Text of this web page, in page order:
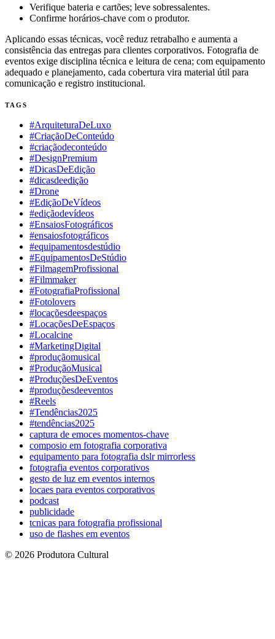
Verifique bateria e cartões; leve sobressalentes.
Confirme horários-chave com o produtor.
Aplicando essas técnicas, você reduz retrabalho e aumenta a
consistência das entregas para clientes corporativos. Fotografia de
eventos exige disciplina técnica e leitura de cena; com equipamento
adequado e planejamento, cada cobertura vira material útil para
comunicação e registro institucional.
TAGS
#ArquiteturaDeLuxo
#CriaçãoDeConteúdo
#criaçãodeconteúdo
#DesignPremium
#DicasDeEdição
#dicasdeedição
#Drone
#EdiçãoDeVídeos
#ediçãodevídeos
#EnsaiosFotográficos
#ensaiosfotográficos
#equipamentosdestúdio
#EquipamentosDeStúdio
#FilmagemProfissional
#Filmmaker
#FotografiaProfissional
#Fotolovers
#locaçõesdeespaços
#LocaçõesDeEspaços
#Localcine
#MarketingDigital
#produçãomusical
#ProduçãoMusical
#ProduçõesDeEventos
#produçõesdeeventos
#Reels
#Tendências2025
#tendências2025
captura de emoces momentos-chave
composio em fotografia corporativa
equipamento para fotografia dslr mirrorless
fotografia eventos corporativos
gesto de luz em eventos internos
locaes para eventos corporativos
podcast
publicidade
tcnicas para fotografia profissional
uso de flashes em eventos
© 2026 Produtora Cultural